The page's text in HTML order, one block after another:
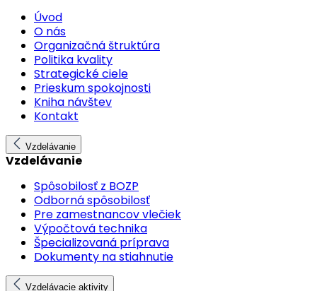
Úvod
O nás
Organizačná štruktúra
Politika kvality
Strategické ciele
Prieskum spokojnosti
Kniha návštev
Kontakt
Vzdelávanie
Vzdelávanie
Spôsobilosť z BOZP
Odborná spôsobilosť
Pre zamestnancov vlečiek
Výpočtová technika
Špecializovaná príprava
Dokumenty na stiahnutie
Vzdelávacie aktivity